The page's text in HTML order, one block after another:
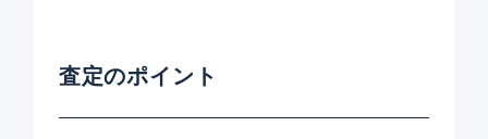
査定のポイント